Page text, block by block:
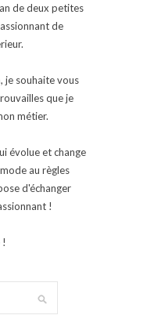
de deux petites
de
, je souhaite vous
que je
métier.
évolue et change
au règles
d'échanger
!
!